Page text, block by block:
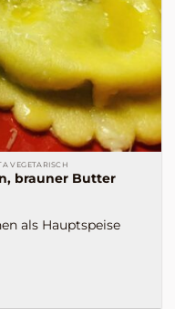
VEGETARISCH
brauner Butter
als Hauptspeise